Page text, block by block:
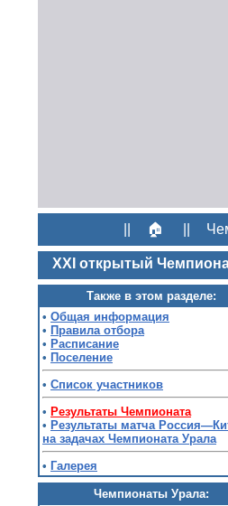
🏠
XXI открытый
Также в этом разделе:
• Общая информация
• Правила отбора
• Расписание
• Поселение
• Список участников
• Результаты Чемпионата
• Результаты матча
на задачах Чемпионата Урала
• Галерея
Чемпионаты Урала: